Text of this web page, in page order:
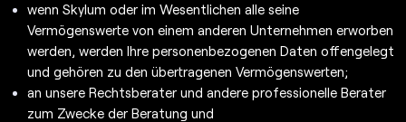
wenn Skylum oder im Wesentlichen alle seine
Vermögenswerte von einem anderen Unternehmen erworben
werden, werden Ihre personenbezogenen Daten offengelegt
und gehören zu den übertragenen Vermögenswerten;
an unsere Rechtsberater und andere professionelle Berater
zum Zwecke der Beratung und